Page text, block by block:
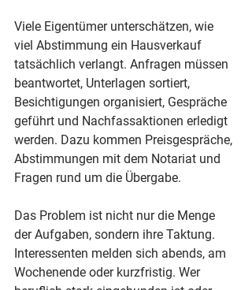
Viele Eigentümer unterschätzen, wie
viel Abstimmung ein Hausverkauf
tatsächlich verlangt. Anfragen müssen
beantwortet, Unterlagen sortiert,
Besichtigungen organisiert, Gespräche
geführt und Nachfassaktionen erledigt
werden. Dazu kommen Preisgespräche,
Abstimmungen mit dem Notariat und
Fragen rund um die Übergabe.
Das Problem ist nicht nur die Menge
der Aufgaben, sondern ihre Taktung.
Interessenten melden sich abends, am
Wochenende oder kurzfristig. Wer